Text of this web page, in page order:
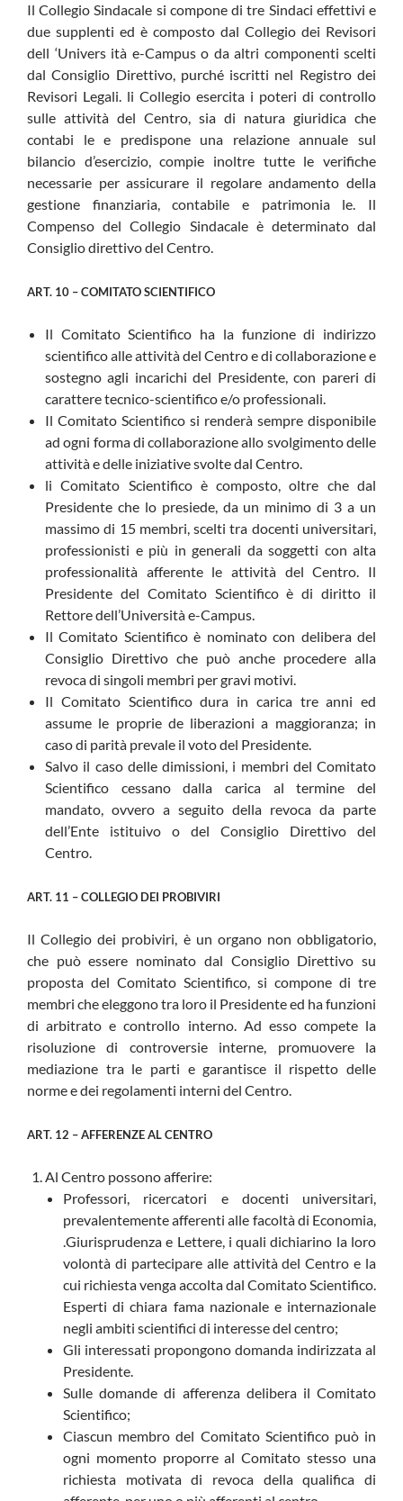
Il Collegio Sindacale si compone di tre Sindaci effettivi e
due supplenti ed è composto dal Collegio dei Revisori
dell ‘Univers ità e-Campus o da altri componenti scelti
dal Consiglio Direttivo, purché iscritti nel Registro dei
Revisori Legali. li Collegio esercita i poteri di controllo
sulle attività del Centro, sia di natura giuridica che
contabi le e predispone una relazione annuale sul
bilancio d’esercizio, compie inoltre tutte le verifiche
necessarie per assicurare il regolare andamento della
gestione finanziaria, contabile e patrimonia le. Il
Compenso del Collegio Sindacale è determinato dal
Consiglio direttivo del Centro.
ART. 10 – COMITATO SCIENTIFICO
Il Comitato Scientifico ha la funzione di indirizzo
scientifico alle attività del Centro e di collaborazione e
sostegno agli incarichi del Presidente, con pareri di
carattere tecnico-scientifico e/o professionali.
Il Comitato Scientifico si renderà sempre disponibile
ad ogni forma di collaborazione allo svolgimento delle
attività e delle iniziative svolte dal Centro.
li Comitato Scientifico è composto, oltre che dal
Presidente che lo presiede, da un minimo di 3 a un
massimo di 15 membri, scelti tra docenti universitari,
professionisti e più in generali da soggetti con alta
professionalità afferente le attività del Centro. Il
Presidente del Comitato Scientifico è di diritto il
Rettore dell’Università e-Campus.
Il Comitato Scientifico è nominato con delibera del
Consiglio Direttivo che può anche procedere alla
revoca di singoli membri per gravi motivi.
Il Comitato Scientifico dura in carica tre anni ed
assume le proprie de liberazioni a maggioranza; in
caso di parità prevale il voto del Presidente.
Salvo il caso delle dimissioni, i membri del Comitato
Scientifico cessano dalla carica al termine del
mandato, ovvero a seguito della revoca da parte
dell’Ente istituivo o del Consiglio Direttivo del
Centro.
ART. 11 – COLLEGIO DEI PROBIVIRI
Il Collegio dei probiviri, è un organo non obbligatorio,
che può essere nominato dal Consiglio Direttivo su
proposta del Comitato Scientifico, si compone di tre
membri che eleggono tra loro il Presidente ed ha funzioni
di arbitrato e controllo interno. Ad esso compete la
risoluzione di controversie interne, promuovere la
mediazione tra le parti e garantisce il rispetto delle
norme e dei regolamenti interni del Centro.
ART. 12 – AFFERENZE AL CENTRO
Al Centro possono afferire:
Professori, ricercatori e docenti universitari,
prevalentemente afferenti alle facoltà di Economia,
.Giurisprudenza e Lettere, i quali dichiarino la loro
volontà di partecipare alle attività del Centro e la
cui richiesta venga accolta dal Comitato Scientifico.
Esperti di chiara fama nazionale e internazionale
negli ambiti scientifici di interesse del centro;
Gli interessati propongono domanda indirizzata al
Presidente.
Sulle domande di afferenza delibera il Comitato
Scientifico;
Ciascun membro del Comitato Scientifico può in
ogni momento proporre al Comitato stesso una
richiesta motivata di revoca della qualifica di